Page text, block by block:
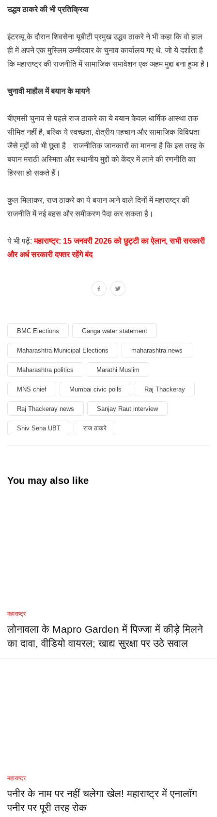
उद्धव ठाकरे की भी प्रतिक्रिया
इंटरव्यू के दौरान शिवसेना यूबीटी प्रमुख उद्धव ठाकरे ने भी कहा कि वो हाल
ही में अपने एक मुस्लिम उम्मीदवार के चुनाव कार्यालय गए थे, जो ये दर्शाता है
कि महाराष्ट्र की राजनीति में सामाजिक समावेशन एक अहम मुद्दा बना हुआ है।
चुनावी माहौल में बयान के मायने
बीएमसी चुनाव से पहले राज ठाकरे का ये बयान केवल धार्मिक आस्था तक
सीमित नहीं है, बल्कि ये स्वच्छता, क्षेत्रीय पहचान और सामाजिक विविधता
जैसे मुद्दों को भी छूता है। राजनीतिक जानकारों का मानना है कि इस तरह के
बयान मराठी अस्मिता और स्थानीय मुद्दों को केंद्र में लाने की रणनीति का
हिस्सा हो सकते हैं।
कुल मिलाकर, राज ठाकरे का ये बयान आने वाले दिनों में महाराष्ट्र की
राजनीति में नई बहस और समीकरण पैदा कर सकता है।
ये भी पढ़ें:महाराष्ट्र: 15 जनवरी 2026 को छुट्टी का ऐलान, सभी सरकारी
और अर्ध सरकारी दफ्तर रहेंगे बंद
BMC Elections Ganga water statement
Maharashtra Municipal Elections maharashtra news
Maharashtra politics Marathi Muslim
MNS chief Mumbai civic polls Raj Thackeray
Raj Thackeray news Sanjay Raut interview
Shiv Sena UBT राज ठाकरे
You may also like
महाराष्ट्र
लोनावला के Mapro Garden में पिज्जा में कीड़े मिलने
का दावा, वीडियो वायरल; खाद्य सुरक्षा पर उठे सवाल
महाराष्ट्र
पनीर के नाम पर नहीं चलेगा खेल! महाराष्ट्र में एनालॉग
पनीर पर पूरी तरह रोक